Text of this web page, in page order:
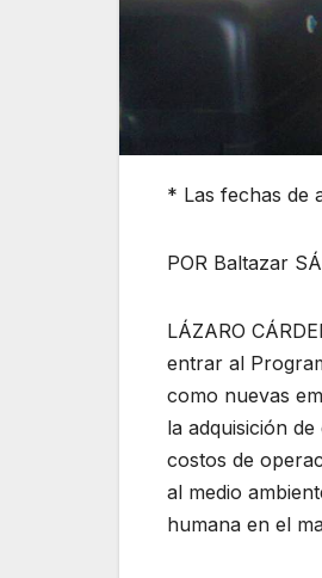
* Las fechas de
POR Baltazar
LÁZARO
entrar al
como nuevas
la adquisición
costos de
al medio
humana en el